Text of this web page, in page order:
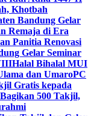
Khotbah
Bandung Gelar
Remaja di Era
Panitia Renovasi
Gelar Seminar
Halal Bihalal MUI
dan UmaroPC
Gratis kepada
500 Takjil,